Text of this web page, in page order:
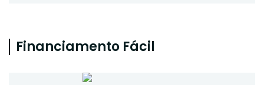
Financiamento Fácil